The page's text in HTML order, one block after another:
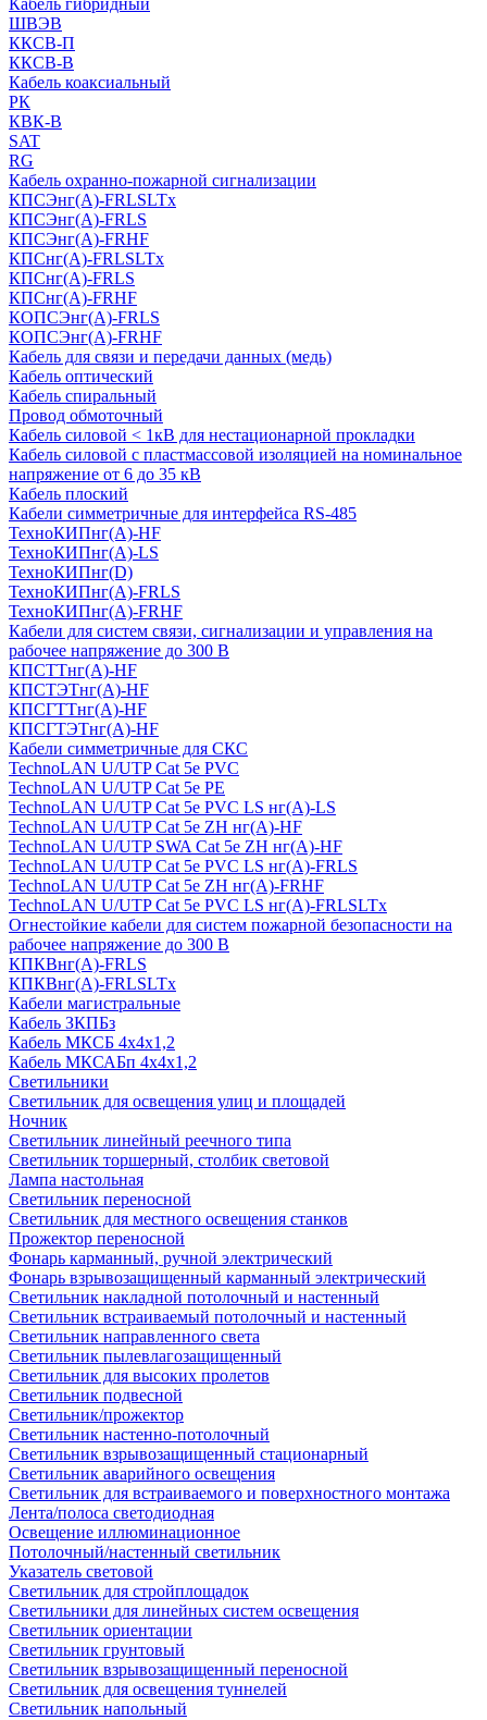
Кабель гибридный
ШВЭВ
ККСВ-П
ККСВ-В
Кабель коаксиальный
РК
КВК-В
SAT
RG
Кабель охранно-пожарной сигнализации
КПСЭнг(А)-FRLSLTx
КПСЭнг(А)-FRLS
КПСЭнг(А)-FRHF
КПСнг(А)-FRLSLTx
КПСнг(А)-FRLS
КПСнг(А)-FRHF
КОПСЭнг(А)-FRLS
КОПСЭнг(А)-FRHF
Кабель для связи и передачи данных (медь)
Кабель оптический
Кабель спиральный
Провод обмоточный
Кабель силовой < 1кВ для нестационарной прокладки
Кабель силовой с пластмассовой изоляцией на номинальное
напряжение от 6 до 35 кВ
Кабель плоский
Кабели симметричные для интерфейса RS-485
ТеxноКИПнг(A)-HF
ТеxноКИПнг(A)-LS
ТеxноКИПнг(D)
ТехноКИПнг(A)-FRLS
ТехноКИПнг(A)-FRHF
Кабели для систем связи, сигнализации и управления на
рабочее напряжение до 300 В
КПСТТнг(A)-HF
КПСТЭТнг(A)-HF
КПСГТТнг(A)-HF
КПСГТЭТнг(A)-HF
Кабели симметричные для СКС
TechnoLAN U/UTP Cat 5e PVC
TechnoLAN U/UTP Cat 5e PE
TechnoLAN U/UTP Cat 5e PVC LS нг(A)-LS
TechnoLAN U/UTP Cat 5e ZH нг(A)-HF
TechnoLAN U/UTP SWA Cat 5e ZH нг(A)-HF
TechnoLAN U/UTP Cat 5e PVC LS нг(A)-FRLS
TechnoLAN U/UTP Cat 5e ZH нг(A)-FRHF
TechnoLAN U/UTP Cat 5e PVC LS нг(A)-FRLSLTx
Огнестойкие кабели для систем пожарной безопасности на
рабочее напряжение до 300 В
КПКВнг(A)-FRLS
КПКВнг(A)-FRLSLTx
Кабели магистральные
Кабель ЗКПБз
Кабель МКСБ 4х4х1,2
Кабель МКСАБп 4х4х1,2
Светильники
Светильник для освещения улиц и площадей
Ночник
Светильник линейный реечного типа
Светильник торшерный, столбик световой
Лампа настольная
Светильник переносной
Светильник для местного освещения станков
Прожектор переносной
Фонарь карманный, ручной электрический
Фонарь взрывозащищенный карманный электрический
Светильник накладной потолочный и настенный
Светильник встраиваемый потолочный и настенный
Светильник направленного света
Светильник пылевлагозащищенный
Светильник для высоких пролетов
Светильник подвесной
Светильник/прожектор
Светильник настенно-потолочный
Светильник взрывозащищенный стационарный
Светильник аварийного освещения
Светильник для встраиваемого и поверхностного монтажа
Лента/полоса светодиодная
Освещение иллюминационное
Потолочный/настенный светильник
Указатель световой
Светильник для стройплощадок
Светильники для линейных систем освещения
Светильник ориентации
Светильник грунтовый
Светильник взрывозащищенный переносной
Светильник для освещения туннелей
Светильник напольный